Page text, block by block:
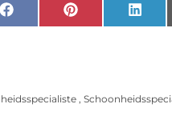
FacebookPinterest
,